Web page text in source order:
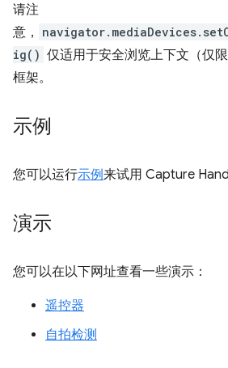
请注
意，
ig() 仅适用于安全浏览上下文（仅
框架。
示例
您可以运行示例来试用 Capture
演示
您可以在以下网址查看一些演示：
遥控器
自拍检测